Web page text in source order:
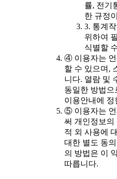
률, 전기
한 규정
3. 통계
위하여
식별할
④ 이용자는 언
할 수 있으며,
니다. 열람 및
동일한 방법으
이용안내에 정
⑤ 이용자는 언
써 개인정보의
적 외 사용에
대한 별도 동
의 방법은 이
따릅니다.